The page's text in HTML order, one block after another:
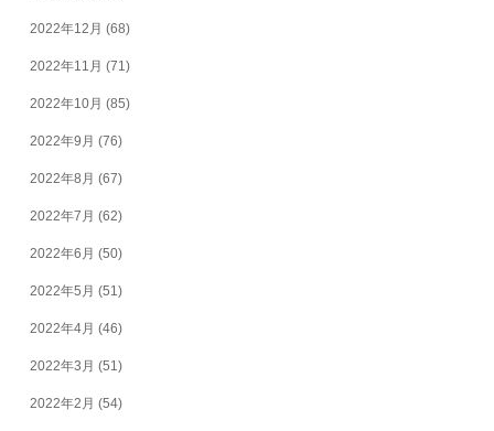
2022年12月 (68)
2022年11月 (71)
2022年10月 (85)
2022年9月 (76)
2022年8月 (67)
2022年7月 (62)
2022年6月 (50)
2022年5月 (51)
2022年4月 (46)
2022年3月 (51)
2022年2月 (54)